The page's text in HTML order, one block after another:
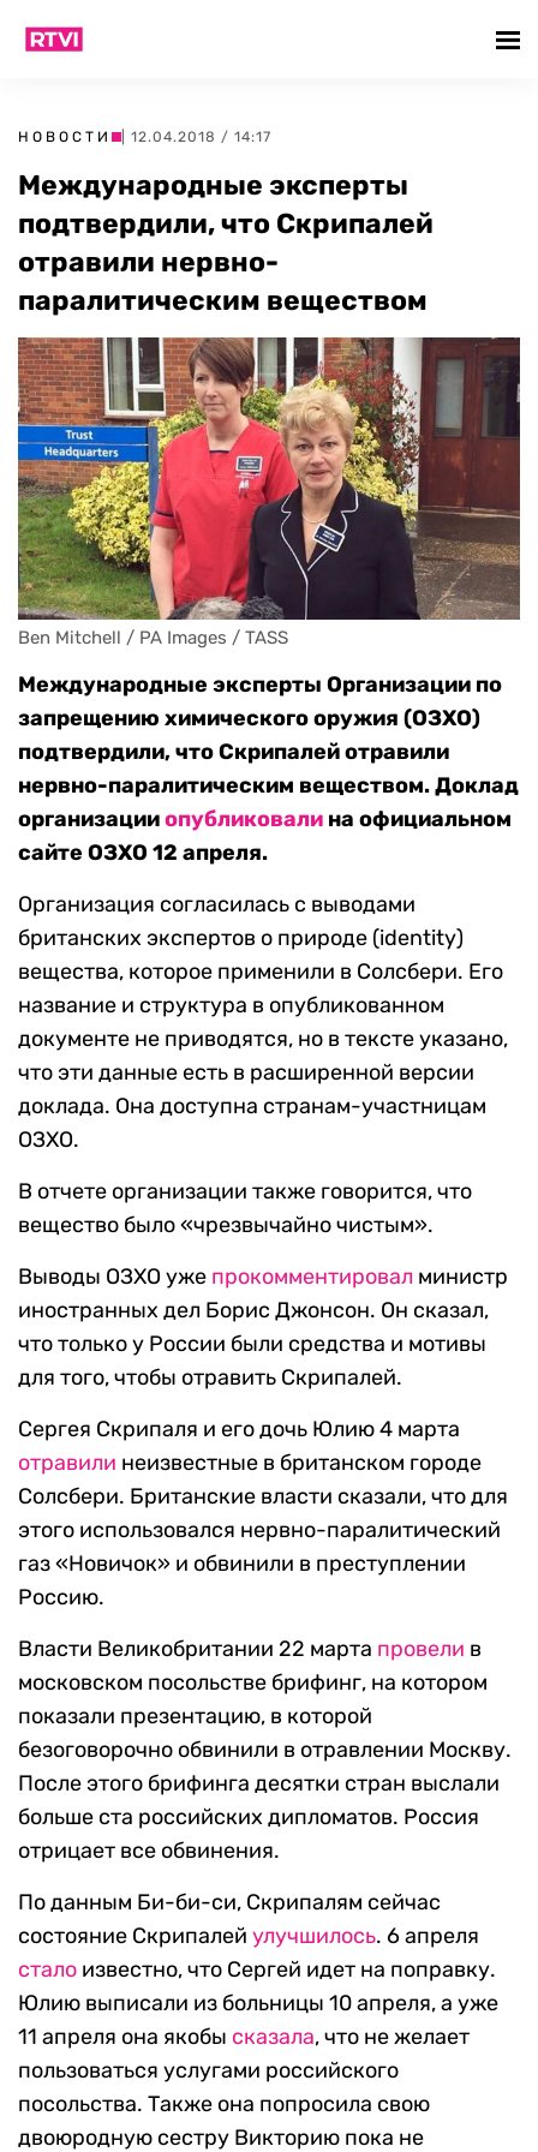
НОВОСТИ | 12.04.2018 / 14:17
Международные эксперты
подтвердили, что Скрипалей
отравили нервно-
паралитическим веществом
Ben Mitchell / PA Images / TASS
Международные эксперты Организации по
запрещению химического оружия (ОЗХО)
подтвердили, что Скрипалей отравили
нервно-паралитическим веществом. Доклад
организацииопубликовали на официальном
сайте ОЗХО 12 апреля.
Организация согласилась с выводами
британских экспертов о природе (identity)
вещества, которое применили в Солсбери. Его
название и структура в опубликованном
документе не приводятся, но в тексте указано,
что эти данные есть в расширенной версии
доклада. Она доступна странам-участницам
ОЗХО.
В отчете организации также говорится, что
вещество было «чрезвычайно чистым».
Выводы ОЗХО уже прокомментировал министр
иностранных дел Борис Джонсон. Он сказал,
что только у России были средства и мотивы
для того, чтобы отравить Скрипалей.
Сергея Скрипаля и его дочь Юлию 4 марта
отравили неизвестные в британском городе
Солсбери. Британские власти сказали, что для
этого использовался нервно-паралитический
газ «Новичок» и обвинили в преступлении
Россию.
Власти Великобритании 22 марта провели в
московском посольстве брифинг, на котором
показали презентацию, в которой
безоговорочно обвинили в отравлении Москву.
После этого брифинга десятки стран выслали
больше ста российских дипломатов. Россия
отрицает все обвинения.
По данным Би-би-си, Скрипалям сейчас
состояние Скрипалей улучшилось. 6 апреля
стало известно, что Сергей идет на поправку.
Юлию выписали из больницы 10 апреля, а уже
11 апреля она якобы сказала, что не желает
пользоваться услугами российского
посольства. Также она попросила свою
двоюродную сестру Викторию пока не